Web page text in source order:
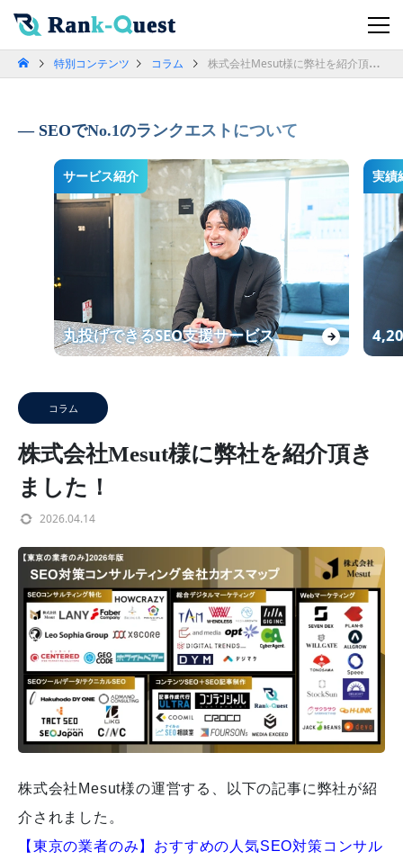
特別コンテンツ コラム 株式会社Mesut様に弊社を紹介頂きました！
SEOでNo.1のランクエストについて
サービス紹介
丸投げできるSEO支援サービス →
実績
コラム
株式会社Mesut様に弊社を紹介頂き
ました！
2026.04.14
株式会社Mesut様の運営する、以下の記事に弊社が紹
介されました。
【東京の業者のみ】おすすめの人気SEO対策コンサル